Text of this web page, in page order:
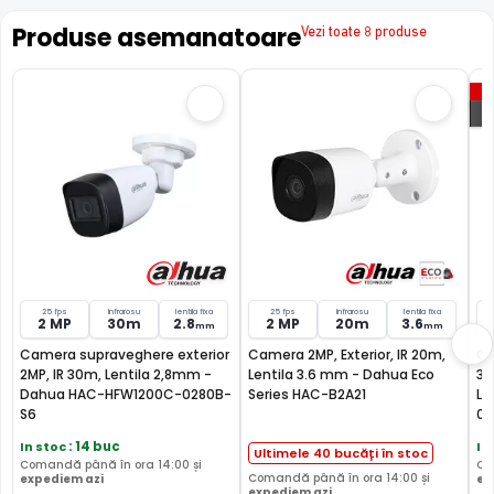
Camera DAHUA HAC-HFW1200R are un filtru IR Mecanic
autoretractabil ce filtreaza lumina in infrarosu pe timpul
zilei, pentru a evita anumitele defecte de afisare a
culorilor, iar pe timpul noptii acesta este retras pentru a
permite luminii in infrarosu sa treaca, imbunatatind
vizibilitatea camerei in modul alb/negru.
Produse asemanatoareVezi toate 8 produse
25 fps
2 MP
Infrarosu
30m
lentila fixa
2.8mm
Camera supraveghere exterior
2MP, IR 30m, Lentila 2,8mm -
Dahua HAC-HFW1200C-0280B-
S6
In stoc: 14 buc
Comandă până în ora 14:00 și
expediem azi
25 fps
2 MP
Infrarosu
20m
lentila fixa
3.6mm
Camera 2MP, Exterior, IR 20m,
Lentila 3.6 mm - Dahua Eco
Series HAC-B2A21
Ultimele 40 bucăți în stoc
Comandă până în ora 14:00 și
In